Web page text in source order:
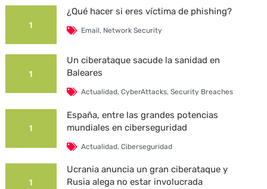
1
¿Qué hacer si eres víctima de phishing?
Email, Network Security
1
Un ciberataque sacude la sanidad en
Baleares
Actualidad,CyberAttacks,Security Breaches
1
España, entre las grandes potencias
mundiales en ciberseguridad
Actualidad,Ciberseguridad
1
Ucrania anuncia un gran ciberataque y
Rusia alega no estar involucrada